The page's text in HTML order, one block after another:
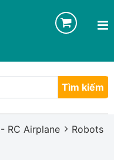
Tìm kiếm
RC Airplane
Robots